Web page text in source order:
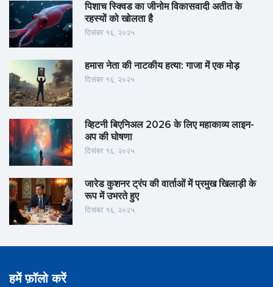
पिशाच स्क्विड का जीनोम विकासवादी अतीत के
रहस्यों को खोलता है
दिसंबर १६, २०२५
हमास नेता की नाटकीय हत्या: गाजा में एक मोड़
दिसंबर १६, २०२५
व्हिटनी बिएनिअल 2026 के लिए महाकाव्य लाइन-
अप की घोषणा
दिसंबर १६, २०२५
जारेड कुशनर ट्रंप की वार्ताओं में प्रमुख खिलाड़ी के
रूप में उभरते हुए
दिसंबर १६, २०२५
हमें फ़ॉलो करें